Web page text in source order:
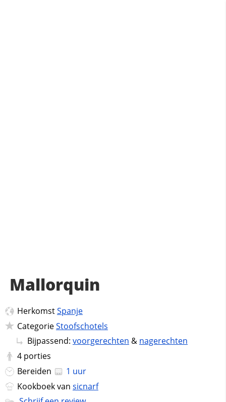
Mallorquin
HerkomstSpanje
CategorieStoofschotels
Bijpassend: voorgerechten & nagerechten
4 porties
Bereiden
1 uur
Kookboek van sicnarf